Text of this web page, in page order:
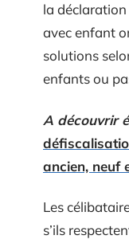
la
avec enfant
solutions
enfants ou
A découvrir
ancien, neuf
Les
s’ils